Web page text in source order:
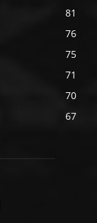
81
76
75
71
70
67